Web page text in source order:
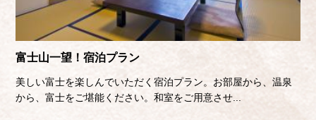
富士山一望！宿泊プラン
美しい富士を楽しんでいただく宿泊プラン。お部屋から、温泉
から、富士をご堪能ください。和室をご用意させ...